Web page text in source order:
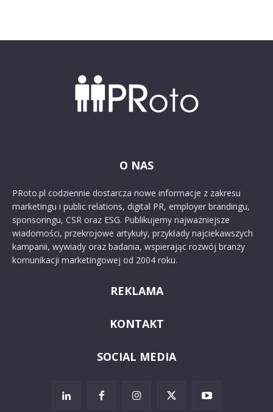
O NAS
PRoto.pl codziennie dostarcza nowe informacje z zakresu
marketingu i public relations, digital PR, employer brandingu,
sponsoringu, CSR oraz ESG. Publikujemy najważniejsze
wiadomości, przekrojowe artykuły, przykłady najciekawszych
kampanii, wywiady oraz badania, wspierając rozwój branży
komunikacji marketingowej od 2004 roku.
REKLAMA
KONTAKT
SOCIAL MEDIA